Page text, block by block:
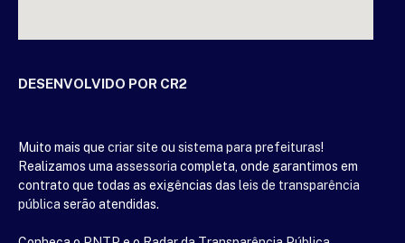
DESENVOLVIDO POR CR2
Muito mais que criar site ou sistema para prefeituras!
Realizamos uma assessoria completa, onde garantimos em
contrato que todas as exigências das leis de transparência
pública serão atendidas.